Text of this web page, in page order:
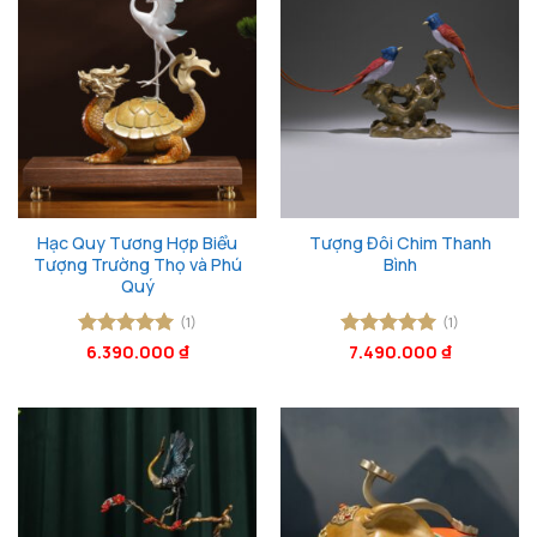
Hạc Quy Tương Hợp Biểu
Tượng Trường Thọ và Phú
Quý
Được xếp
(1)
6.390.000 ₫
Tượng Đôi Chim Thanh
Bình
Được xếp
(1)
7.490.000 ₫